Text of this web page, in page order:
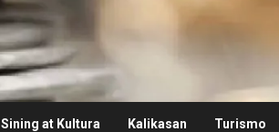
Sining at Kultura Kalikasan Turismo